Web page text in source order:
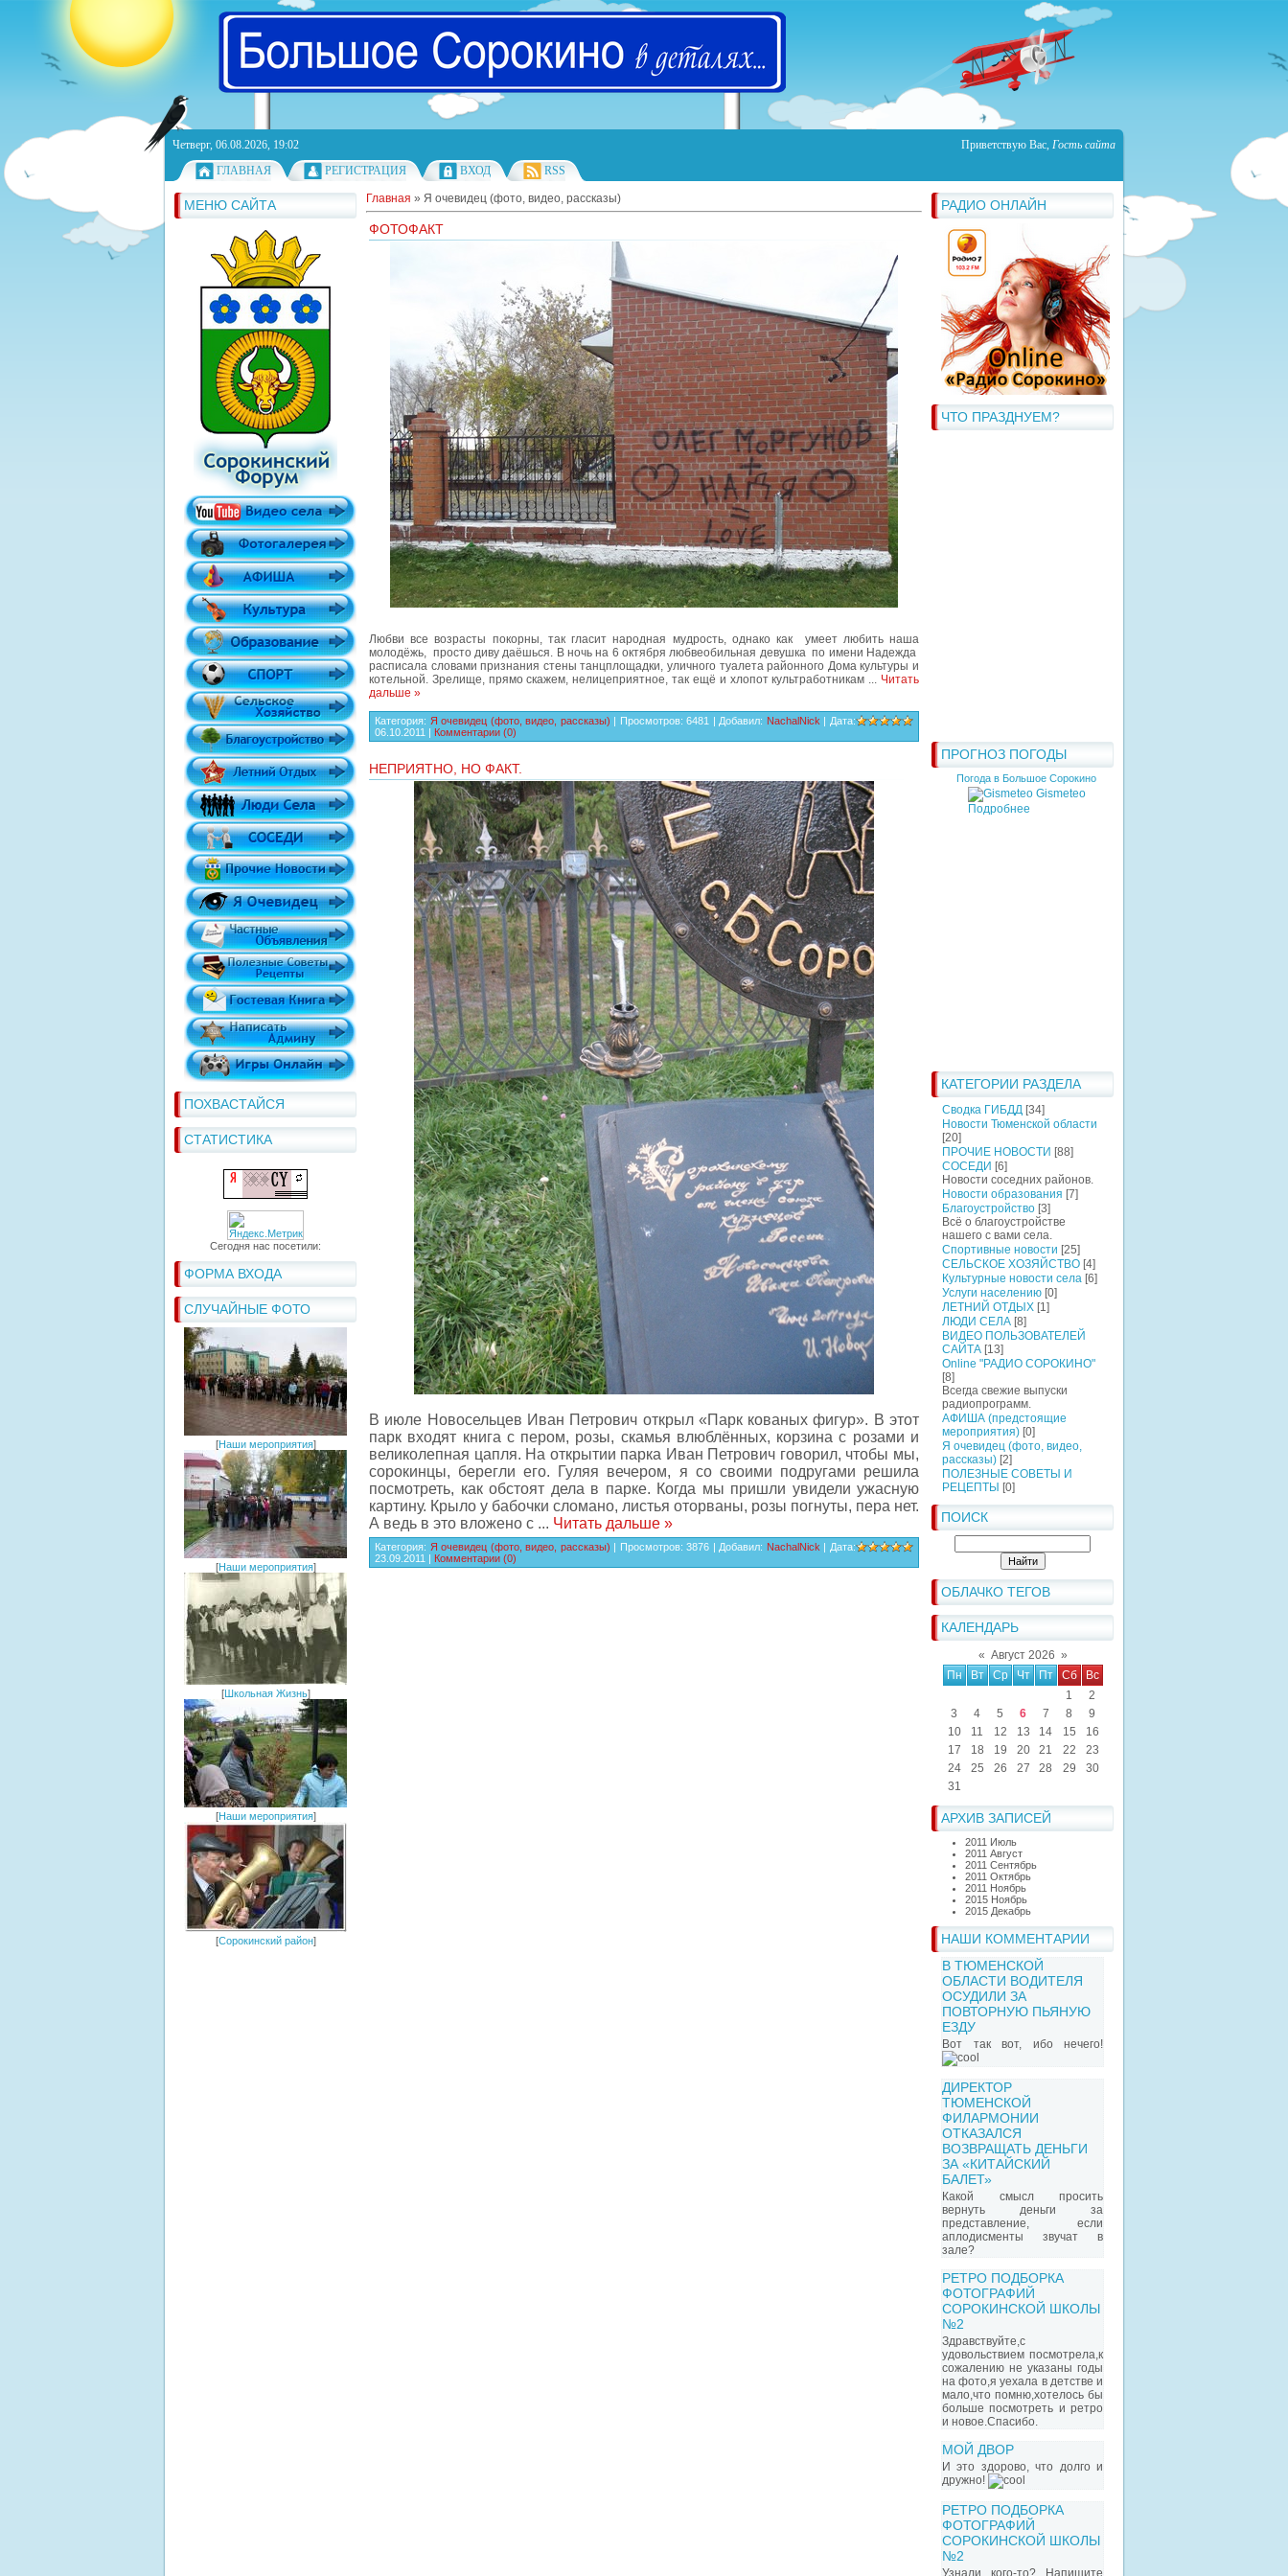
Четверг, 06.08.2026, 19:02 Приветствую Вас, Гость сайта
ГЛАВНАЯ
РЕГИСТРАЦИЯ ВХОД RSS
МЕНЮ САЙТА
ПОХВАСТАЙСЯ
СТАТИСТИКА
Сегодня нас посетили:
ФОРМА ВХОДА
СЛУЧАЙНЫЕ ФОТО
[Наши мероприятия]
[Наши мероприятия]
[Школьная Жизнь]
[Наши мероприятия]
[Сорокинский район]
РАДИО ОНЛАЙН
ЧТО ПРАЗДНУЕМ?
ПРОГНОЗ ПОГОДЫ
Погода в Большое Сорокино
Gismeteo
Подробнее
КАТЕГОРИИ РАЗДЕЛА
Сводка ГИБДД [34]
Новости Тюменской области
[20]
ПРОЧИЕ НОВОСТИ [88]
СОСЕДИ [6]
Новости соседних районов.
Новости образования [7]
Благоустройство [3]
Всё о благоустройстве
нашего с вами села.
Спортивные новости [25]
СЕЛЬСКОЕ ХОЗЯЙСТВО [4]
Культурные новости села [6]
Услуги населению [0]
ЛЕТНИЙ ОТДЫХ [1]
ЛЮДИ СЕЛА [8]
ВИДЕО ПОЛЬЗОВАТЕЛЕЙ
САЙТА [13]
Online "РАДИО СОРОКИНО"
[8]
Всегда свежие выпуски
радиопрограмм.
АФИША (предстоящие
мероприятия) [0]
Я очевидец (фото, видео,
рассказы) [2]
ПОЛЕЗНЫЕ СОВЕТЫ И
РЕЦЕПТЫ [0]
ПОИСК
ОБЛАЧКО ТЕГОВ
КАЛЕНДАРЬ
« Август 2026 »
Пн
Вт Ср Чт Пт Сб
Вс
1
2
3
4 5 6 7 8
9
10
11 12 13 14 15
16
17
18 19 20 21 22
23
24
25 26 27 28 29
30
31
АРХИВ ЗАПИСЕЙ
2011 Июль
2011 Август
2011 Сентябрь
2011 Октябрь
2011 Ноябрь
2015 Ноябрь
2015 Декабрь
НАШИ КОММЕНТАРИИ
В ТЮМЕНСКОЙ
ОБЛАСТИ ВОДИТЕЛЯ
ОСУДИЛИ ЗА
ПОВТОРНУЮ ПЬЯНУЮ
ЕЗДУ
Вот так вот, ибо нечего!
ДИРЕКТОР
ТЮМЕНСКОЙ
ФИЛАРМОНИИ
ОТКАЗАЛСЯ
ВОЗВРАЩАТЬ ДЕНЬГИ
ЗА «КИТАЙСКИЙ
БАЛЕТ»
Какой смысл просить
вернуть деньги за
представление, если
аплодисменты звучат в
зале?
РЕТРО ПОДБОРКА
ФОТОГРАФИЙ
СОРОКИНСКОЙ ШКОЛЫ
№2
Здравствуйте,с
удовольствием посмотрела,к
сожалению не указаны годы
на фото,я уехала в детстве и
мало,что помню,хотелось бы
больше посмотреть и ретро
и новое.Спасибо.
МОЙ ДВОР
И это здорово, что долго и
дружно!
РЕТРО ПОДБОРКА
ФОТОГРАФИЙ
СОРОКИНСКОЙ ШКОЛЫ
№2
Узнали кого-то? Напишите
Главная » Я очевидец (фото, видео, рассказы)
ФОТОФАКТ
Любви все возрасты покорны, так гласит народная мудрость, однако как
умеет любить наша
молодёжь, просто диву даёшься. В ночь на 6 октября любвеобильная девушка по имени Надежда
расписала словами признания стены танцплощадки, уличного туалета районного Дома культуры и
котельной. Зрелище, прямо скажем, нелицеприятное, так ещё и хлопот культработникам ... Читать
дальше »
Категория: Я очевидец (фото, видео, рассказы) | Просмотров: 6481 | Добавил: NachalNick | Дата:
06.10.2011 | Комментарии (0)
НЕПРИЯТНО, НО ФАКТ.
В июле Новосельцев Иван Петрович открыл «Парк кованых фигур». В этот
парк входят книга с пером, розы, скамья влюблённых, корзина с розами и
великолепная цапля. На открытии парка Иван Петрович говорил, чтобы мы,
сорокинцы, берегли его. Гуляя вечером, я со своими подругами решила
посмотреть, как обстоят дела в парке. Когда мы пришли увидели ужасную
картину. Крыло у бабочки сломано, листья оторваны, розы погнуты, пера нет.
А ведь в это вложено с ... Читать дальше »
Категория: Я очевидец (фото, видео, рассказы) | Просмотров: 3876 | Добавил: NachalNick | Дата:
23.09.2011 | Комментарии (0)